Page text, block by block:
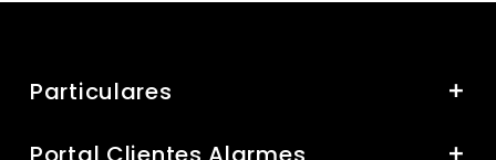
Particulares